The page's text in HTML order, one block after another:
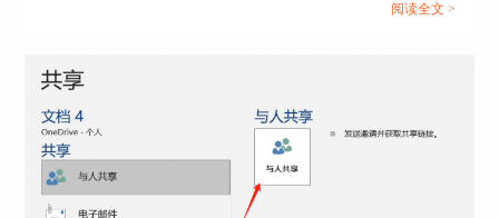
阅读全文 >